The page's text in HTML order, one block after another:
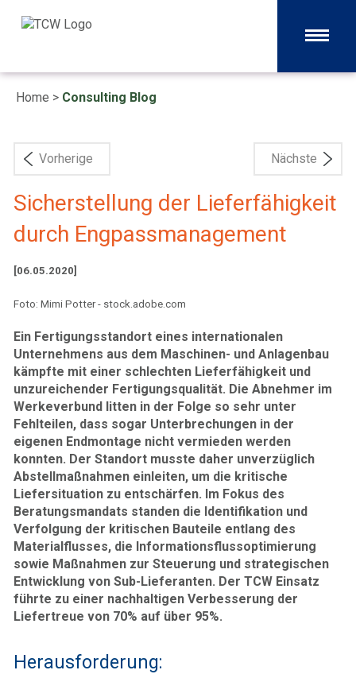
Home > Consulting Blog
Vorherige Nächste
Sicherstellung der Lieferfähigkeit
durch Engpassmanagement
[06.05.2020]
Foto: Mimi Potter - stock.adobe.com
Ein Fertigungsstandort eines internationalen
Unternehmens aus dem Maschinen- und Anlagenbau
kämpfte mit einer schlechten Lieferfähigkeit und
unzureichender Fertigungsqualität. Die Abnehmer im
Werkeverbund litten in der Folge so sehr unter
Fehlteilen, dass sogar Unterbrechungen in der
eigenen Endmontage nicht vermieden werden
konnten. Der Standort musste daher unverzüglich
Abstellmaßnahmen einleiten, um die kritische
Liefersituation zu entschärfen. Im Fokus des
Beratungsmandats standen die Identifikation und
Verfolgung der kritischen Bauteile entlang des
Materialflusses, die Informationsflussoptimierung
sowie Maßnahmen zur Steuerung und strategischen
Entwicklung von Sub-Lieferanten. Der TCW Einsatz
führte zu einer nachhaltigen Verbesserung der
Liefertreue von 70% auf über 95%.
Herausforderung: